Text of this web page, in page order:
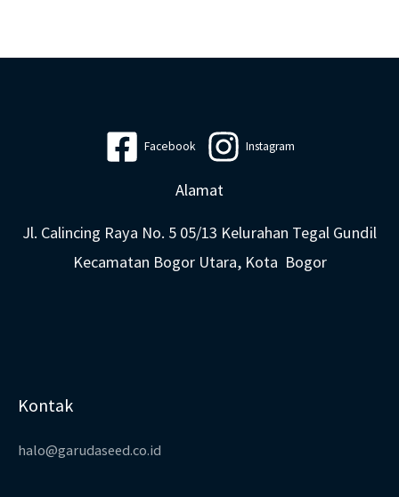
Facebook Instagram
Alamat
Jl. Calincing Raya No. 5 05/13 Kelurahan Tegal Gundil
Kecamatan Bogor Utara, Kota Bogor
Kontak
halo@garudaseed.co.id